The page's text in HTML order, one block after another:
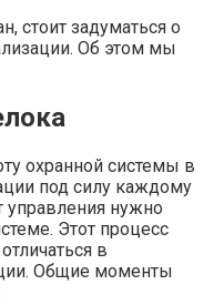
стоит задуматься о
Об этом мы
охранной системы в
под силу каждому
нужно
Этот процесс
в
Общие моменты